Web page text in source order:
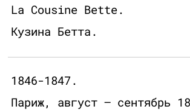
La Cousine Bette.
Кузина Бетта.
1846-1847.
Париж, август – сентябрь